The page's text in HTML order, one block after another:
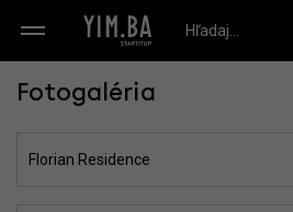
Fotogaléria